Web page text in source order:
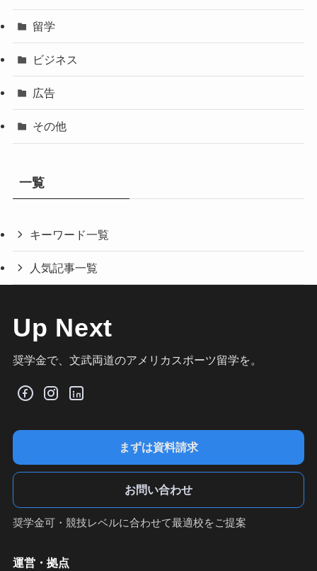
留学
ビジネス
広告
その他
一覧
キーワード一覧
人気記事一覧
Up Next
奨学金で、文武両道のアメリカスポーツ留学を。
まずは資料請求
お問い合わせ
奨学金可・競技レベルに合わせて最適校をご提案
運営・拠点